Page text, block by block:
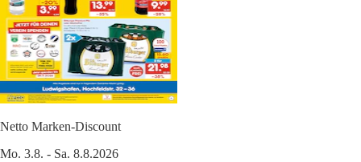
Netto Marken-Discount
Mo. 3.8. - Sa. 8.8.2026